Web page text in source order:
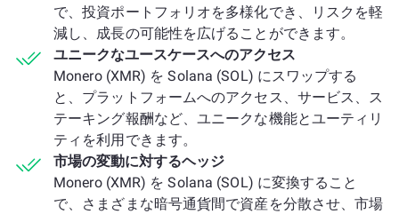
で、投資ポートフォリオを多様化でき、リスクを軽
減し、成長の可能性を広げることができます。
ユニークなユースケースへのアクセス
Monero (XMR) を Solana (SOL) にスワップする
と、プラットフォームへのアクセス、サービス、ス
テーキング報酬など、ユニークな機能とユーティリ
ティを利用できます。
市場の変動に対するヘッジ
Monero (XMR) を Solana (SOL) に変換すること
で、さまざまな暗号通貨間で資産を分散させ、市場